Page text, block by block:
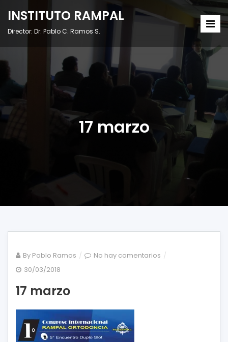
INSTITUTO RAMPAL
Director: Dr. Pablo C. Ramos S.
17 marzo
By Pablo Ramos No hay comentarios en
30/03/2018
17 marzo